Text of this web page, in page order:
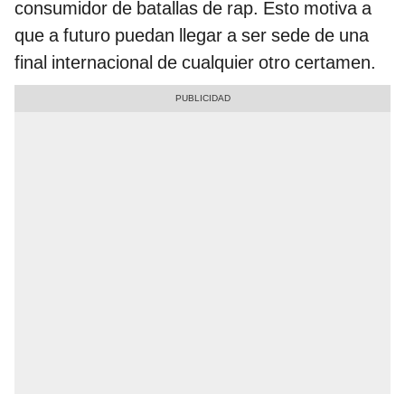
consumidor de batallas de rap. Esto motiva a
que a futuro puedan llegar a ser sede de una
final internacional de cualquier otro certamen.